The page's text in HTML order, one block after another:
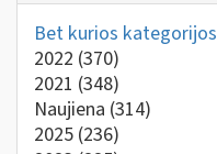
Bet kurios kategorijos
2022 (370)
2021 (348)
Naujiena (314)
2025 (236)